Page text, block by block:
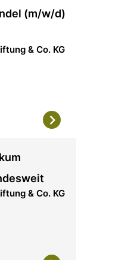
(m/w/d)
& Co. KG
& Co. KG